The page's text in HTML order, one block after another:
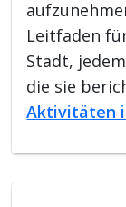
Leitfaden
Stadt,
die sie
Aktivitäten